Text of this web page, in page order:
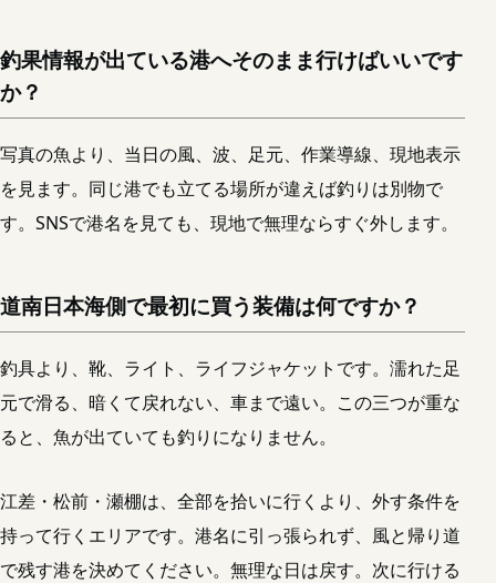
釣果情報が出ている港へそのまま行けばいいです
か？
写真の魚より、当日の風、波、足元、作業導線、現地表示
を見ます。同じ港でも立てる場所が違えば釣りは別物で
す。SNSで港名を見ても、現地で無理ならすぐ外します。
道南日本海側で最初に買う装備は何ですか？
釣具より、靴、ライト、ライフジャケットです。濡れた足
元で滑る、暗くて戻れない、車まで遠い。この三つが重な
ると、魚が出ていても釣りになりません。
江差・松前・瀬棚は、全部を拾いに行くより、外す条件を
持って行くエリアです。港名に引っ張られず、風と帰り道
で残す港を決めてください。無理な日は戻す。次に行ける